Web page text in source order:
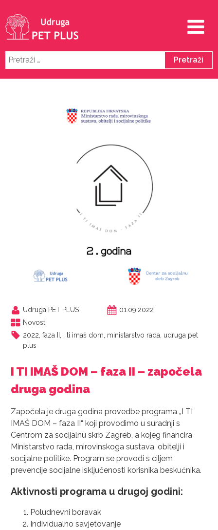
Pretraži:
Udruga PET PLUS
01.09.2022
Novosti
2022 ,faza II i ti imaš dom ministarstvo rada udruga pet
plus
I TI IMAŠ DOM – faza II – započela
druga godina
Započela je druga godina provedbe programa „I TI
IMAŠ DOM – faza II“ koji provodimo u suradnji s
Centrom za socijalnu skrb Zagreb, a kojeg financira
Ministarstvo rada, mirovinskoga sustava, obitelji i
socijalne politike. Program se provodi s ciljem
prevencije socijalne isključenosti korisnika beskućnika.
Aktivnosti programa u drugoj godini:
Poludnevni boravak
Individualno savjetovanje